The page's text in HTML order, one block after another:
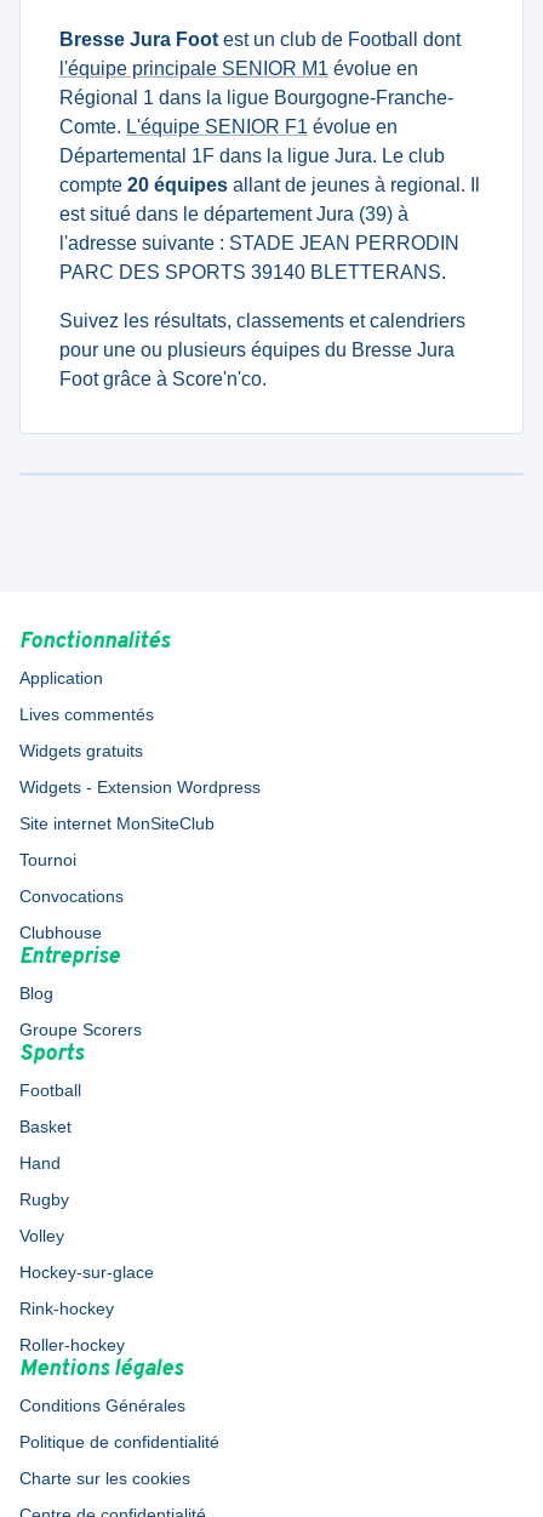
Bresse Jura Foot est un club de Football dont
l'équipe principale SENIOR M1 évolue en
Régional 1 dans la ligue Bourgogne-Franche-
Comte. L'équipe SENIOR F1 évolue en
Départemental 1F dans la ligue Jura. Le club
compte 20 équipes allant de jeunes à regional. Il
est situé dans le département Jura (39) à
l'adresse suivante : STADE JEAN PERRODIN
PARC DES SPORTS 39140 BLETTERANS.
Suivez les résultats, classements et calendriers
pour une ou plusieurs équipes du Bresse Jura
Foot grâce à Score'n'co.
Fonctionnalités
Application
Lives commentés
Widgets gratuits
Widgets - Extension Wordpress
Site internet MonSiteClub
Tournoi
Convocations
Clubhouse
Entreprise
Blog
Groupe Scorers
Sports
Football
Basket
Hand
Rugby
Volley
Hockey-sur-glace
Rink-hockey
Roller-hockey
Mentions légales
Conditions Générales
Politique de confidentialité
Charte sur les cookies